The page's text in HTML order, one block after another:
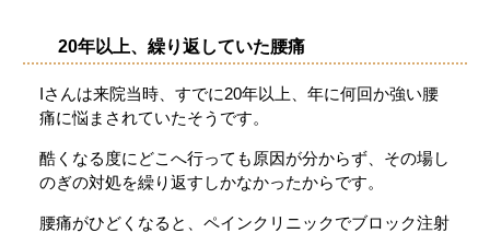
20年以上、繰り返していた腰痛
Iさんは来院当時、すでに20年以上、年に何回か強い腰
痛に悩まされていたそうです。
酷くなる度にどこへ行っても原因が分からず、その場し
のぎの対処を繰り返すしかなかったからです。
腰痛がひどくなると、ペインクリニックでブロック注射